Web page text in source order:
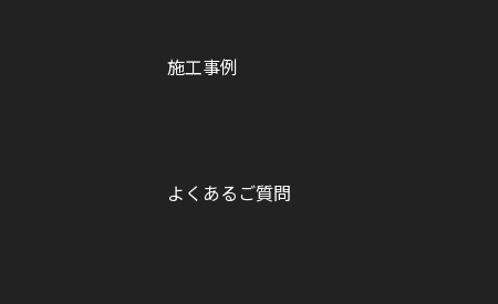
施工事例
よくあるご質問